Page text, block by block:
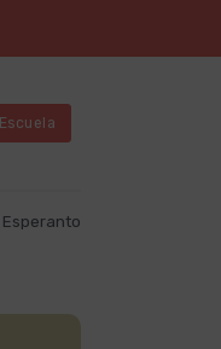
Escuela
Esperanto